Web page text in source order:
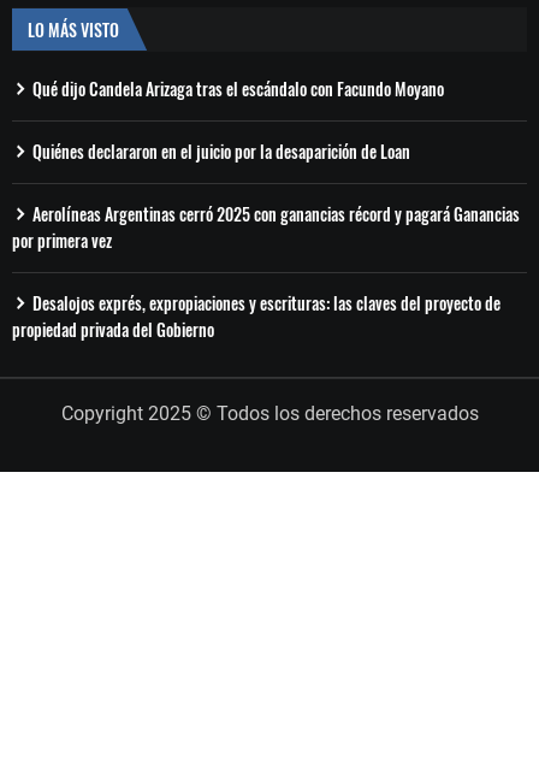
LO MÁS VISTO
Qué dijo Candela Arizaga tras el escándalo con Facundo Moyano
Quiénes declararon en el juicio por la desaparición de Loan
Aerolíneas Argentinas cerró 2025 con ganancias récord y pagará Ganancias
por primera vez
Desalojos exprés, expropiaciones y escrituras: las claves del proyecto de
propiedad privada del Gobierno
Copyright 2025 © Todos los derechos reservados